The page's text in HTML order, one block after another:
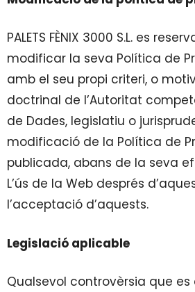
PALETS FÈNIX 3000 S.L. es
modificar la seva Política de
amb el seu propi criteri, o
doctrinal de l’Autoritat
de Dades, legislatiu o
modificació de la Política de
publicada, abans de la seva
L’ús de la Web després
l’acceptació d’aquests.
Legislació aplicable
Qualsevol controvèrsia que es